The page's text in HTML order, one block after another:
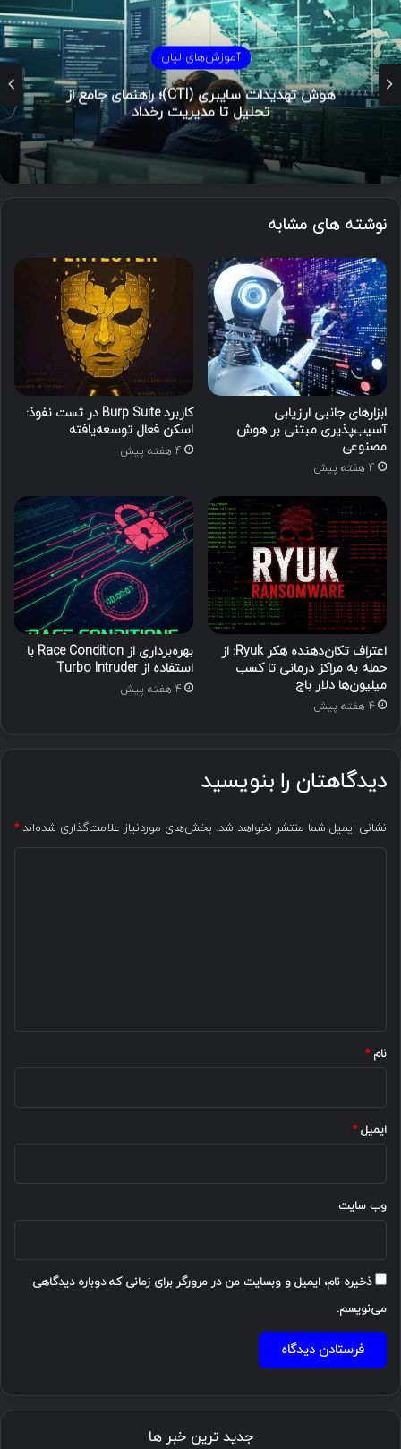
آموزش‌های لیان
هوش تهدیدات سایبری (CTI)؛ راهنمای جامع از
تحلیل تا مدیریت رخداد
نوشته های مشابه
ابزارهای جانبی ارزیابی
آسیب‌پذیری مبتنی بر هوش
مصنوعی
4 هفته پیش
کاربرد Burp Suite در تست نفوذ:
اسکن فعال توسعه‌یافته
4 هفته پیش
اعتراف تکان‌دهنده هکر Ryuk: از
حمله به مراکز درمانی تا کسب
میلیون‌ها دلار باج
4 هفته پیش
بهره‌برداری از Race Condition با
استفاده از Turbo Intruder
4 هفته پیش
دیدگاهتان را بنویسید
نشانی ایمیل شما منتشر نخواهد شد. بخش‌های موردنیاز علامت‌گذاری شده‌اند*
نام*
ایمیل*
وب‌ سایت
ذخیره نام، ایمیل و وبسایت من در مرورگر برای زمانی که دوباره دیدگاهی
می‌نویسم.
جدید ترین خبر ها